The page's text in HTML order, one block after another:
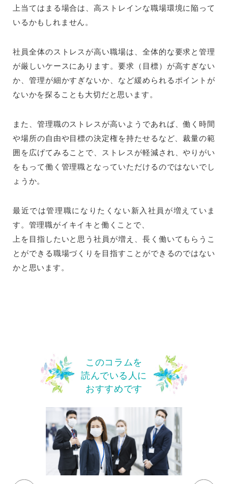
上当てはまる場合は、高ストレインな職場環境に陥って
いるかもしれません。
社員全体のストレスが高い職場は、全体的な要求と管理
が厳しいケースにあります。要求（目標）が高すぎない
か、管理が細かすぎないか、など緩められるポイントが
ないかを探ることも大切だと思います。
また、管理職のストレスが高いようであれば、働く時間
や場所の自由や目標の決定権を持たせるなど、裁量の範
囲を広げてみることで、ストレスが軽減され、やりがい
をもって働く管理職となっていただけるのではないでし
ょうか。
最近では管理職になりたくない新入社員が増えていま
す。管理職がイキイキと働くことで、
上を目指したいと思う社員が増え、長く働いてもらうこ
とができる職場づくりを目指すことができるのではない
かと思います。
このコラムを
読んでいる人に
おすすめです